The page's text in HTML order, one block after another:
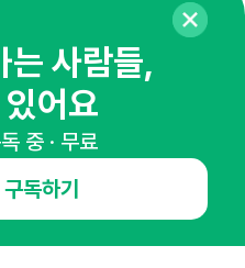
인사이터 신청
는 사람들,
어요
중 · 무료
독하기